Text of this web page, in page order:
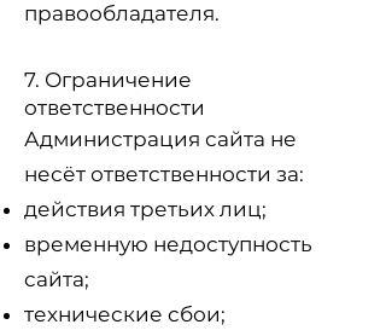
правообладателя.
7. Ограничение
ответственности
Администрация сайта не
несёт ответственности за:
действия третьих лиц;
временную недоступность
сайта;
технические сбои;